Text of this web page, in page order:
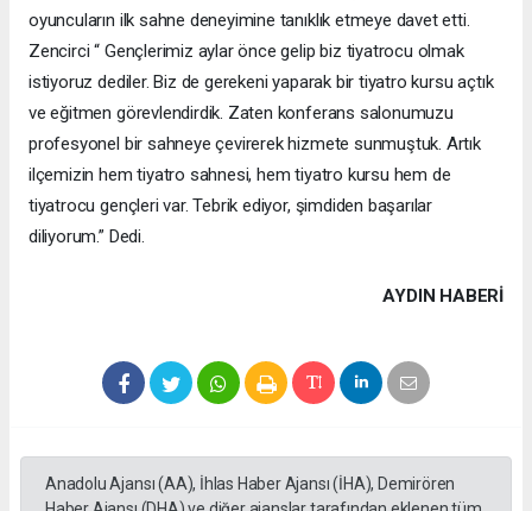
oyuncuların ilk sahne deneyimine tanıklık etmeye davet etti.
Zencirci “ Gençlerimiz aylar önce gelip biz tiyatrocu olmak
istiyoruz dediler. Biz de gerekeni yaparak bir tiyatro kursu açtık
ve eğitmen görevlendirdik. Zaten konferans salonumuzu
profesyonel bir sahneye çevirerek hizmete sunmuştuk. Artık
ilçemizin hem tiyatro sahnesi, hem tiyatro kursu hem de
tiyatrocu gençleri var. Tebrik ediyor, şimdiden başarılar
diliyorum.” Dedi.
AYDIN HABERİ
Anadolu Ajansı (AA), İhlas Haber Ajansı (İHA), Demirören